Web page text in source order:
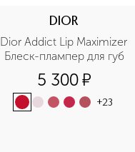
DIOR
Dior Addict Lip Maximizer
Блеск-плампер для губ
5 300¤
+23